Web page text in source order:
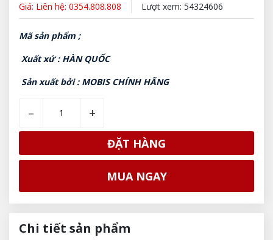
Giá: Liên hệ: 0354.808.808 Lượt xem: 54324606
Mã sản phẩm ;
Xuất xứ : HÀN QUỐC
Sản xuất bởi : MOBIS CHÍNH HÃNG
– +
ĐẶT HÀNG
MUA NGAY
Chi tiết sản phẩm